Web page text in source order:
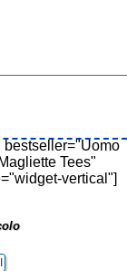
bestseller="Uomo
Tees"
vertical"]